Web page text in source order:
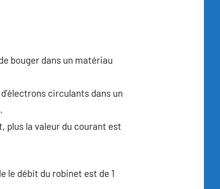
bouger dans un matériau
circulants dans un
plus la valeur du courant est
le débit du robinet est de 1